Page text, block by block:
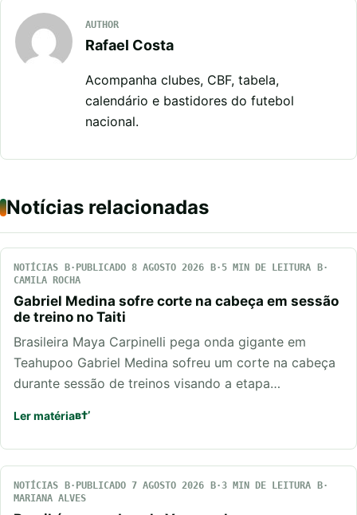
AUTHOR
Rafael Costa
Acompanha clubes, CBF, tabela,
calendário e bastidores do futebol
nacional.
Notícias relacionadas
NOTÍCIAS PUBLICADO 8 AGOSTO 2026
5 MIN DE LEITURA
CAMILA ROCHA
Gabriel Medina sofre corte na cabeça em sessão
de treino no Taiti
Brasileira Maya Carpinelli pega onda gigante em
Teahupoo Gabriel Medina sofreu um corte na cabeça
durante sessão de treinos visando a etapa…
Ler matéria
NOTÍCIAS PUBLICADO 7 AGOSTO 2026
3 MIN DE LEITURA
MARIANA ALVES